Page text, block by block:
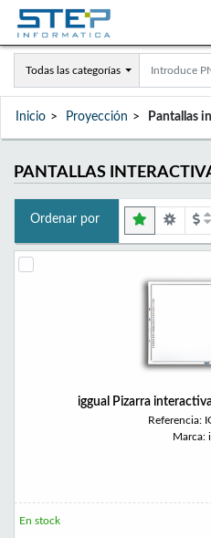
Todas las categorías
Inicio Proyección Pantallas
PANTALLAS
Ordenar por
iggual Pizarra
Referencia:
Marca:
En stock